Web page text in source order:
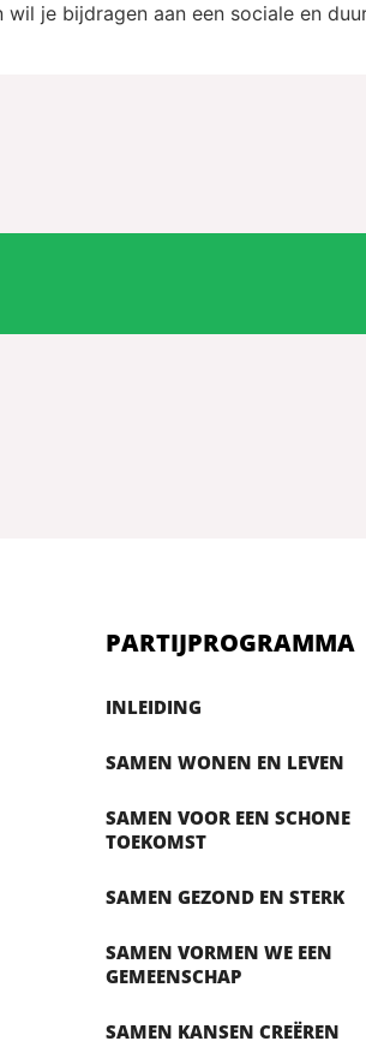
je bijdragen aan een sociale en
PARTIJPROGRAMMA
INLEIDING
SAMEN WONEN EN LEVEN
SAMEN VOOR EEN SCHONE
TOEKOMST
SAMEN GEZOND EN STERK
SAMEN VORMEN WE EEN
GEMEENSCHAP
SAMEN KANSEN CREËREN